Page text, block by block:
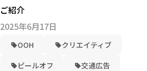
ご紹介
2025年6月17日
OOH
クリエイティブ
ピールオフ
交通広告